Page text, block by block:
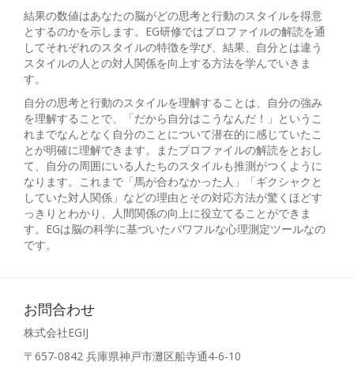
結果の数値はあなたの脳がどの思考と行動のスタイルを得意
とするのかを示します。EG研修ではプロファイルの解読を通
してそれぞれのスタイルの特徴を学び、結果、自分とは違う
スタイルの人との対人関係を向上する方法を学んでいきま
す。
自分の思考と行動のスタイルを理解することは、自分の強み
を理解することで、「だから自分はこうなんだ！」というこ
れまでなんとなく自分のことについて潜在的に感じていたこ
とが明確に理解できます。またプロファイルの解読をとおし
て、自分の周囲にいる人たちのスタイルも推測がつくように
なります。これまで「馬が合わなかった人」「ギクシャクと
していた対人関係」などの理由とその対応方法が驚くほどす
っきりとわかり、人間関係の向上に役立てることができま
す。EGは脳の科学に基づいたパワフルな心理測定ツールなの
です。
お問合わせ
株式会社EGIJ
〒657-0842 兵庫県神戸市灘区船寺通4-6-10